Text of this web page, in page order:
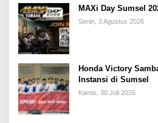
MAXi Day Sumsel
Senin, 3 Agustus 2026
Honda Victory
Instansi di Sumsel
Kamis, 30 Juli 2026